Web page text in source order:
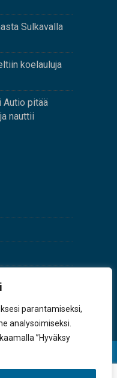
parantamiseksi,
analysoimiseksi.
”Hyväksy
Sulkavalla
koelauluja
Autio pitää
nauttii